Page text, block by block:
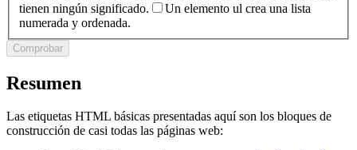
tienen ningún significado.
Un elemento ul crea una lista
numerada y ordenada.
Comprobar
Resumen
Las etiquetas HTML básicas presentadas aquí son los bloques de
construcción de casi todas las páginas web: